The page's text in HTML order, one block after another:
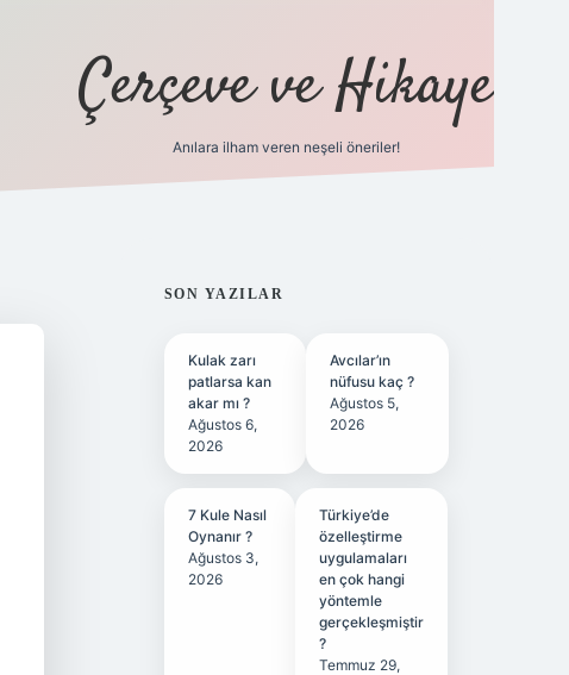
Çerçeve ve Hikaye
Anılara ilham veren neşeli öneriler!
SIDEBAR
SON YAZILAR
Kulak zarı
patlarsa kan
akar mı ?
Ağustos 6,
2026
Avcılar’ın
nüfusu kaç ?
Ağustos 5,
2026
7 Kule Nasıl
Oynanır ?
Ağustos 3,
2026
Türkiye’de
özelleştirme
uygulamaları
en çok hangi
yöntemle
gerçekleşmiştir
?
Temmuz 29,